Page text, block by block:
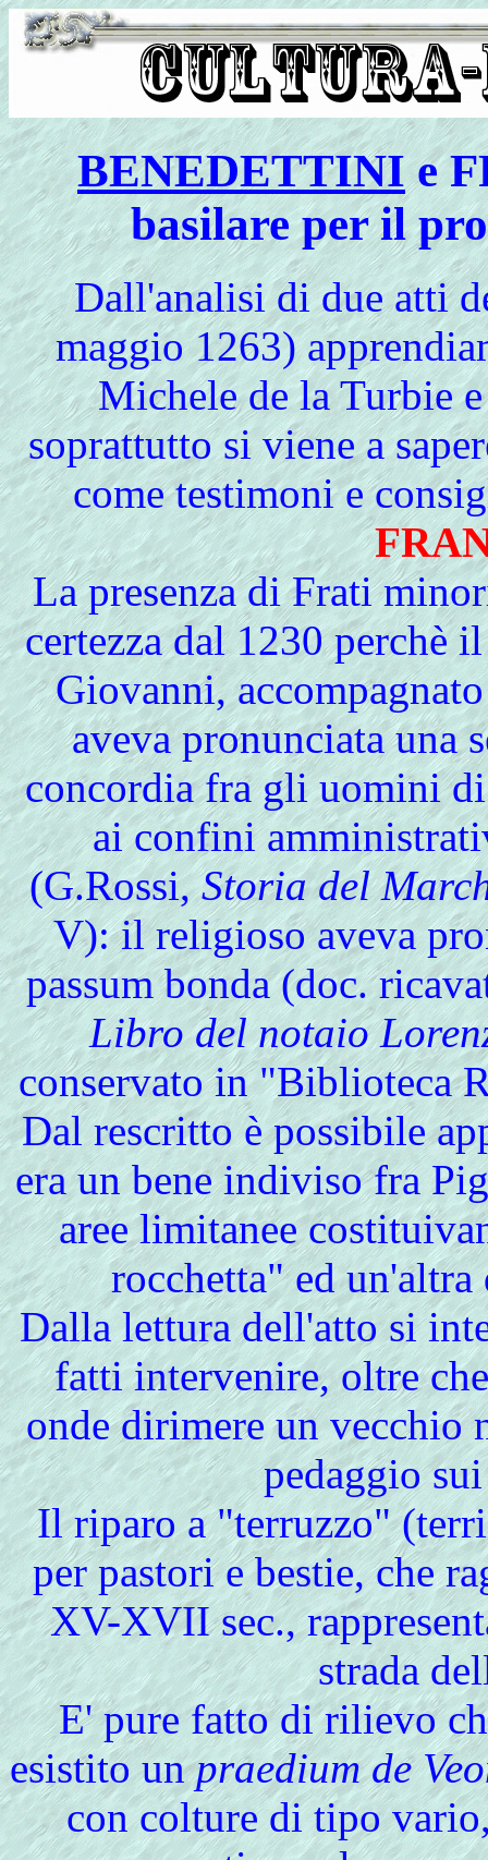
BENEDETTINIe
basilare per il
Dall'analisi di due atti
maggio 1263)
Michele de la Turbie
soprattutto si viene a
come testimoni e
La presenza di Frati
certezza dal 1230 perchè
Giovanni,
aveva pronunciata una
concordia fra gli uomini
ai confini
(G.Rossi,Storia del
V): il religioso aveva
passum bonda (doc.
Libro del notaio
conservato in "Biblioteca
Dal rescritto è possibile
era un bene indiviso fra
aree limitanee
rocchetta" ed
Dalla lettura dell'atto si
fatti intervenire, oltre
onde dirimere un
pedaggio
Il riparo a "terruzzo"
per pastori e bestie, che
XV-XVII sec.,
strada
E' pure fatto di rilievo
esistito unpraedium de
con colture di tipo